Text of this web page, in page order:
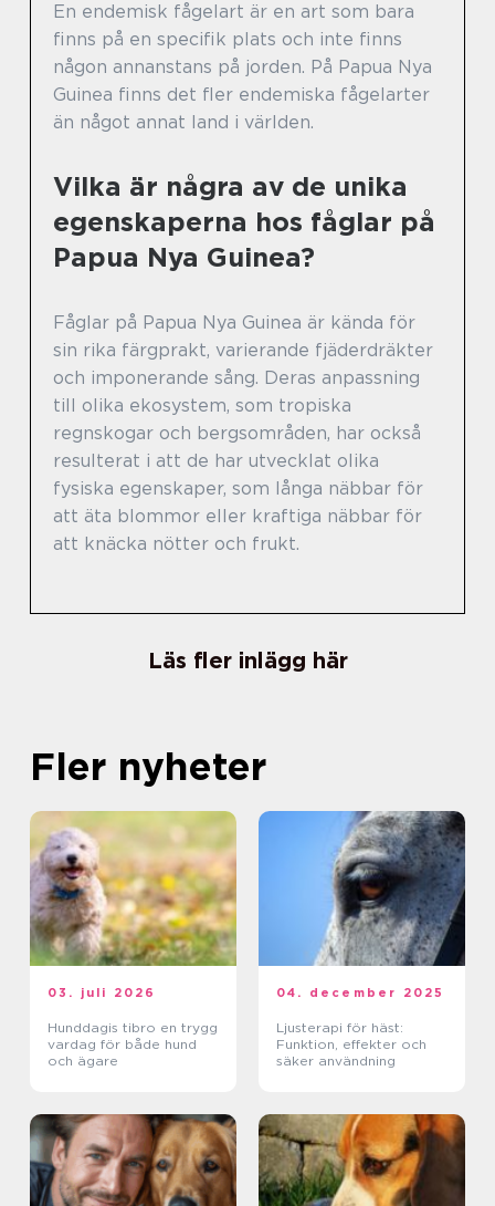
En endemisk fågelart är en art som bara
finns på en specifik plats och inte finns
någon annanstans på jorden. På Papua Nya
Guinea finns det fler endemiska fågelarter
än något annat land i världen.
Vilka är några av de unika
egenskaperna hos fåglar på
Papua Nya Guinea?
Fåglar på Papua Nya Guinea är kända för
sin rika färgprakt, varierande fjäderdräkter
och imponerande sång. Deras anpassning
till olika ekosystem, som tropiska
regnskogar och bergsområden, har också
resulterat i att de har utvecklat olika
fysiska egenskaper, som långa näbbar för
att äta blommor eller kraftiga näbbar för
att knäcka nötter och frukt.
Läs fler inlägg här
Fler nyheter
03. juli 2026
Hunddagis tibro en trygg
vardag för både hund
och ägare
04. december 2025
Ljusterapi för häst:
Funktion, effekter och
säker användning